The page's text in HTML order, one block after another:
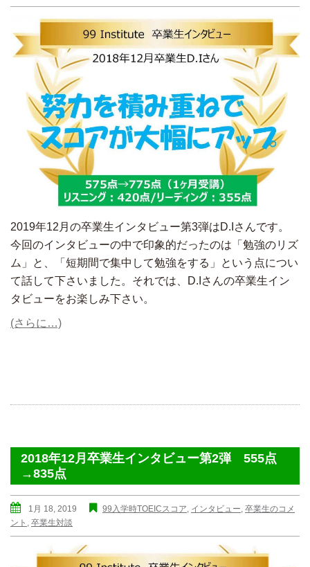
2019年12月の卒業生インタビュー第3弾はD.Iさんです。
今回のインタビューの中で印象的だったのは「勉強のリズ
ム」と、「短期間で集中して勉強をする」という点につい
て話して下さいました。それでは、D.Iさんの卒業生イン
タビューをお楽しみ下さい。
(さらに…)
2018年12月卒業生インタビュー第2弾 555点
→835点
1月 18, 2019 99入学時TOEICスコア, インタビュー, 卒業生のコメ
ント , 卒業生対談